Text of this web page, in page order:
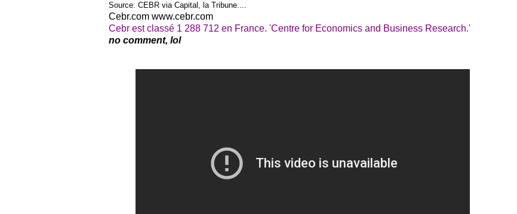
Source: CEBR via Capital, la Tribune....
Cebr.com www.cebr.com
Cebr est classé 1 288 712 en France. 'Centre for Economics and Business Research.'
no comment, lol